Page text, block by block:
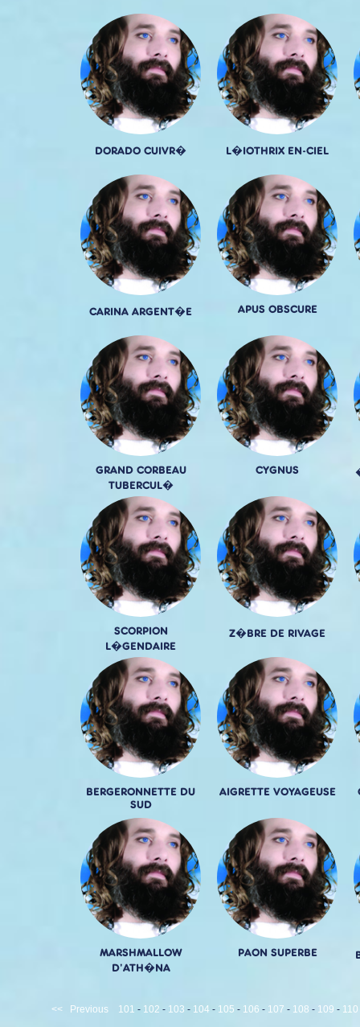
DORADO CUIVR� L�IOTHRIX EN-CIEL
CARINA ARGENT�E APUS OBSCURE
GRAND CORBEAU
TUBERCUL�
CYGNUS
SCORPION
L�GENDAIRE
Z�BRE DE RIVAGE
BERGERONNETTE DU
SUD
AIGRETTE VOYAGEUSE
MARSHMALLOW
D'ATH�NA
PAON SUPERBE
<< Previous 101 - 102 - 103 - 104 - 105 - 106 - 107 - 108 - 109 - 110